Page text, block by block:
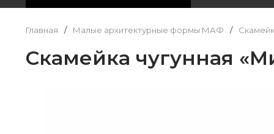
Главная / Малые архитектурные формы МАФ /
Скамейка чугунная